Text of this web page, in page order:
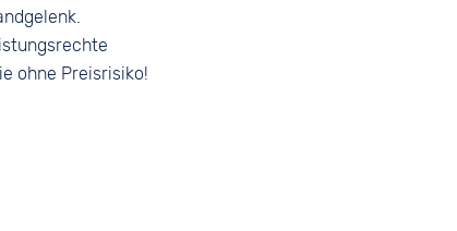
ohne Preisrisiko!